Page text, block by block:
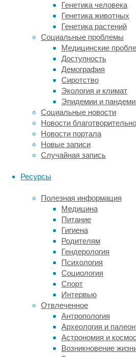
Генетика человека
Генетика животных
Генетика растений
Социальные проблемы
Медицинские
Доступность
Демография
Сиротство
Экология и климат
Эпидемии и
Социальные новости
Новости
Новости портала
Новые записи
Случайная запись
Ресурсы
Полезная информация
Медицина
Питание
Гигиена
Родителям
Гендерология
Психология
Социология
Спорт
Интервью
Отвлеченное
Антропология
Археология и
Астрономия и космос
Возникновение
новые
формы
поведения,
внезапно
освоенные
какой-
то
одной
особью.
случаях,
когда
новое
поведение
распространилось
одной
животных,
других
группах
того
же
вида
его
не
обнаруживается,
говорят
культурных
традициях.